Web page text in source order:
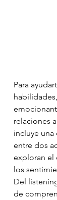
Para
relaciones
incluye una
entre dos
exploran el
los
Del
de